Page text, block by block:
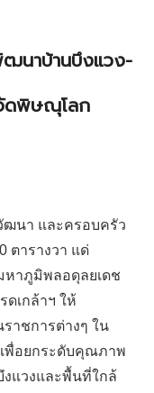
นาบ้านบึงแวง-
ดพิษณุโลก
นา และครอบครัว
ตารางวา แด่
หาภูมิพลอดุลยเดช
เกล้าฯ ให้
าชการต่างๆ ใน
พื่อยกระดับคุณภาพ
แวงและพื้นที่ใกล้